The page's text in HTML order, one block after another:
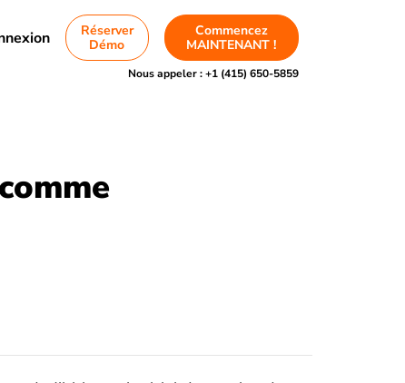
Réserver
Démo
Commencez
MAINTENANT !
Nous appeler :+1 (415) 650-5859